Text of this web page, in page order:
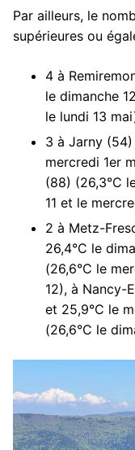
Par ailleurs, le
supérieures ou
4 à
le dimanche
le lundi 13
3 à Jarny (54)
mercredi 1er
(88) (26,3°C
11 et le
2 à Metz-
26,4°C le
(26,6°C le
12), à Nancy-
et 25,9°C le
(26,6°C le